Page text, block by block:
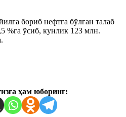
бориб нефтга бўлган талаб
%га ўсиб, кунлик 123 млн.
ҳам юборинг: